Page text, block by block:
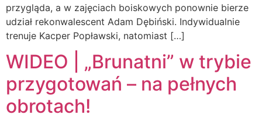
przygląda, a w zajęciach boiskowych ponownie bierze
udział rekonwalescent Adam Dębiński. Indywidualnie
trenuje Kacper Popławski, natomiast […]
WIDEO | „Brunatni” w trybie
przygotowań – na pełnych
obrotach!